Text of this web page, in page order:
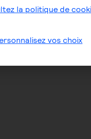
la politique de
vos choix